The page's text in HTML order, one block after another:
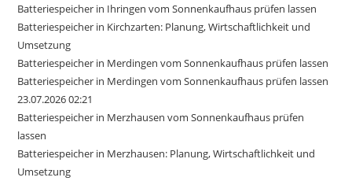
Batteriespeicher in Ihringen vom Sonnenkaufhaus prüfen lassen
Batteriespeicher in Kirchzarten: Planung, Wirtschaftlichkeit und
Umsetzung
Batteriespeicher in Merdingen vom Sonnenkaufhaus prüfen lassen
Batteriespeicher in Merdingen vom Sonnenkaufhaus prüfen lassen
23.07.2026 02:21
Batteriespeicher in Merzhausen vom Sonnenkaufhaus prüfen
lassen
Batteriespeicher in Merzhausen: Planung, Wirtschaftlichkeit und
Umsetzung